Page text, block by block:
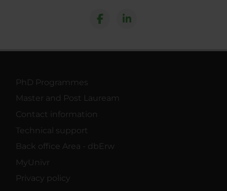
PhD Programmes
Master and Post Lauream
Contact information
Technical support
Back office Area - dbErw
MyUnivr
Privacy policy